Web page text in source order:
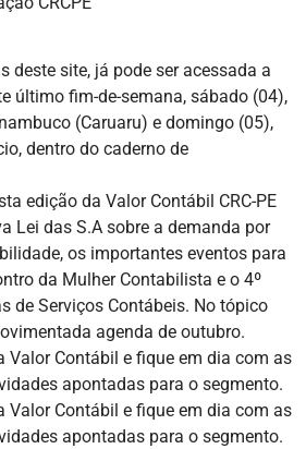
deste site, já pode ser acessada a
último fim-de-semana, sábado (04),
(Caruaru) e domingo (05),
dentro do caderno de
edição da Valor Contábil CRC-PE
Lei das S.A sobre a demanda por
os importantes eventos para
da Mulher Contabilista e o 4º
de Serviços Contábeis. No tópico
agenda de outubro.
Valor Contábil e fique em dia com as
apontadas para o segmento.
Valor Contábil e fique em dia com as
apontadas para o segmento.